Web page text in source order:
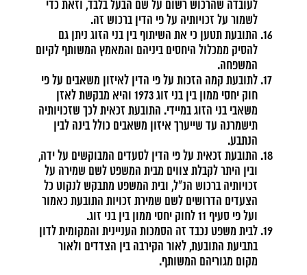
לעובדה שהרכוש רשום על שם הבעל בלבד, וזאת כדי
לשמור על זכויותיה על פי הדין ברכוש זה.
התובעת תטען כי את השיתוף בין בני הזוג ניתן גם
להסיק ממכלול היחסים ביניהם והמאמץ המשותף לקיום
המשפחה.
לתובעת קמה הזכות על פי הדין לאיזון משאבים על פי
חוק יחסי ממון בין בני זוג 1973 והיא מבקשת לאזן
משאבי בני הזוג במיידי. התובעת זכאית לכך שזכויותיה
תישמרנה עד שייערך איזון משאבים כולל בינה לבין
הנתבע.
התובעת זכאית על פי הדין לסעדים המבוקשים על ידה,
ובין היתר לקבלת צווים מבית המשפט לשם שמירה על
זכויותיה ברכוש הנ"ל, ובית המשפט מתבקש לנקוט כל
הצעדים הדרושים לשם שמירת זכויות התובעת כאמור
ועל פי סעיף 11 לחוק יחסי ממון בין בני זוג.
לבית משפט נכבד זה הסמכות העניינית והמקומית לדון
בתביעת התובעת, לאור הקירבה בין הצדדים ולאור
מקום מגוריהם המשותף.